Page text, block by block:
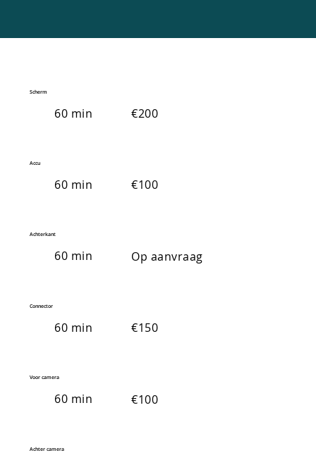
Scherm
60 min €200
Accu
60 min €100
Achter camera
Connector
60 min €150
Voor camera
60 min €100
Achterkant
60 min Op aanvraag